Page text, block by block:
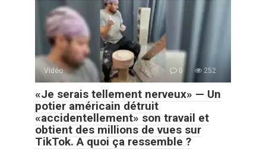
Vidéo 0 252
«Je serais tellement nerveux» — Un
potier américain détruit
«accidentellement» son travail et
obtient des millions de vues sur
TikTok. A quoi ça ressemble ?